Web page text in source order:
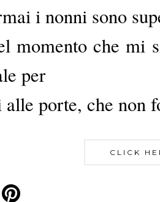
i nonni sono
momento che mi
per
porte, che non
CLICK